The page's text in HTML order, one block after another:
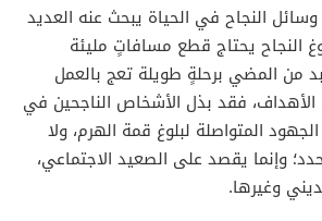
النجاح في الحياة يبحث عنه العديد
النجاح يحتاج قطع مسافاتٍ مليئة
من المضي برحلةٍ طويلة تعج بالعمل
الأهداف، فقد بذل الأشخاص الناجحين في
المتواصلة لبلوغ قمة الهرم، ولا
وإنما يقصد على الصعيد الاجتماعي،
وغيرها.